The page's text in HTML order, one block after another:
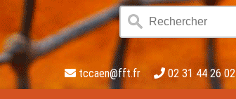
tccaen@fft.fr 02 31 44 26 02